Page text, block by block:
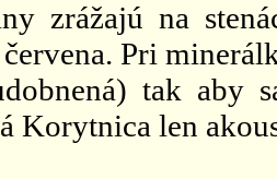
zrážajú na
Pri
tak aby
Korytnica len